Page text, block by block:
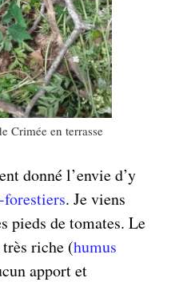
Crimée en terrasse
donné l’envie d’y
forestiers. Je viens
pieds de tomates. Le
riche (humus
apport et